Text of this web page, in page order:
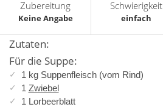
Zubereitung
Keine Angabe
Schwierigkeit
einfach
Zutaten:
Für die Suppe:
1 kg Suppenfleisch (vom Rind)
1 Zwiebel
1 Lorbeerblatt